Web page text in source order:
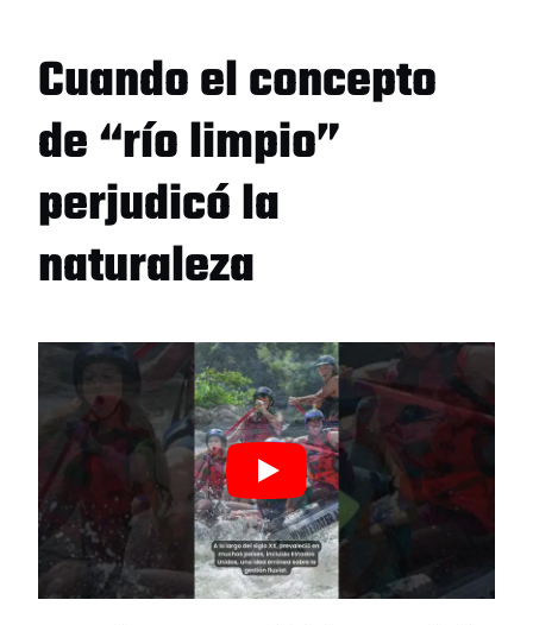
Cuando el concepto
de “río limpio”
perjudicó la
naturaleza